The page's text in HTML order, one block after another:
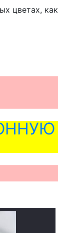
цветах, как